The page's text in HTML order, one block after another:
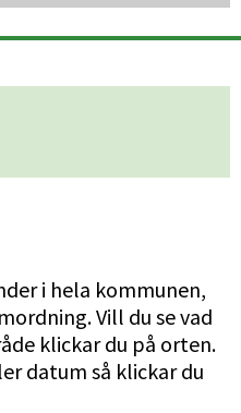
i hela kommunen,
Vill du se vad
klickar du på orten.
datum så klickar du